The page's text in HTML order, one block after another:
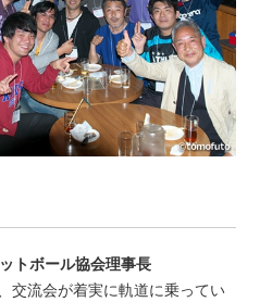
トボール協会理事長
交流会が着実に軌道に乗ってい